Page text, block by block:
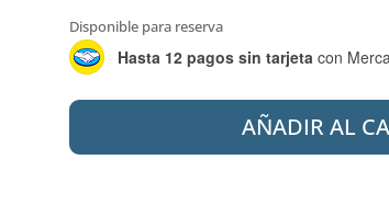
Disponible para reserva
Hasta 12 pagos sin tarjeta con
CAMPI
60
AÑADIR AL